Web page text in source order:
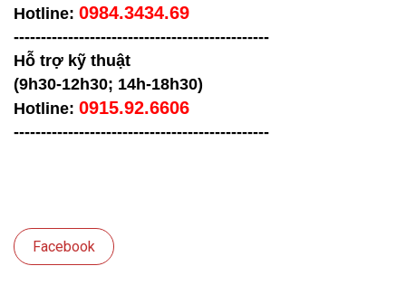
Hotline: 0984.3434.69
-----------------------------------------------
Hỗ trợ kỹ thuật
(9h30-12h30; 14h-18h30)
Hotline: 0915.92.6606
-----------------------------------------------
Facebook